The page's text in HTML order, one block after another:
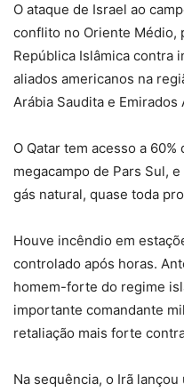
O ataque de Israel ao
conflito no Oriente Médio,
República Islâmica contra
aliados americanos na
Arábia Saudita e Emirados
O Qatar tem acesso a
megacampo de Pars Sul,
gás natural, quase toda
Houve incêndio em
controlado após horas.
homem-forte do regime
importante comandante
retaliação mais forte
Na sequência, o Irã